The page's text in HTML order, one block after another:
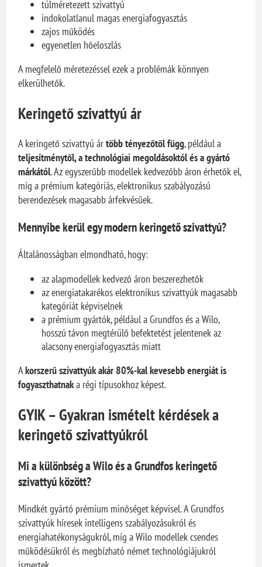
túlméretezett szivattyú
indokolatlanul magas energiafogyasztás
zajos működés
egyenetlen hőeloszlás
A megfelelő méretezéssel ezek a problémák könnyen
elkerülhetők.
Keringető szivattyú ár
A keringető szivattyú ártöbb tényezőtől függ, például a
teljesítménytől, a technológiai megoldásoktól és a gyártó
márkától. Az egyszerűbb modellek kedvezőbb áron érhetők el,
míg a prémium kategóriás, elektronikus szabályozású
berendezések magasabb árfekvésűek.
Mennyibe kerül egy modern keringető szivattyú?
Általánosságban elmondható, hogy:
az alapmodellek kedvező áron beszerezhetők
az energiatakarékos elektronikus szivattyúk magasabb
kategóriát képviselnek
a prémium gyártók, például a Grundfos és a Wilo,
hosszú távon megtérülő befektetést jelentenek az
alacsony energiafogyasztás miatt
Akorszerű szivattyúk akár 80%-kal kevesebb energiát is
fogyaszthatnaka régi típusokhoz képest.
GYIK – Gyakran ismételt kérdések a
keringető szivattyúkról
Mi a különbség a Wilo és a Grundfos keringető
szivattyú között?
Mindkét gyártó prémium minőséget képvisel. A Grundfos
szivattyúk híresek intelligens szabályozásukról és
energiahatékonyságukról, míg a Wilo modellek csendes
működésükről és megbízható német technológiájukról